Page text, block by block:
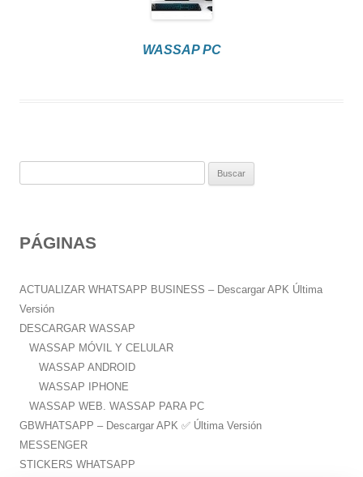
WASSAP PC
a
:
PÁGINAS
ACTUALIZAR WHATSAPP BUSINESS – Descargar APK Última
Versión
DESCARGAR WASSAP
WASSAP MÓVIL Y CELULAR
WASSAP ANDROID
WASSAP IPHONE
WASSAP WEB. WASSAP PARA PC
GBWHATSAPP – Descargar APK ✅️ Última Versión
MESSENGER
STICKERS WHATSAPP